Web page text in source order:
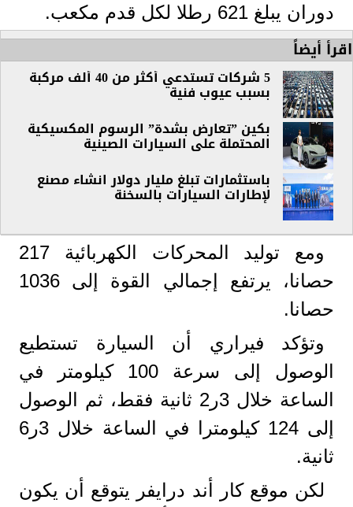
دوران يبلغ 621 رطلا لكل قدم مكعب.
اقرأ أيضاً
5 شركات تستدعي أكثر من 40 ألف مركبة
بسبب عيوب فنية
بكين ”تعارض بشدة” الرسوم المكسيكية
المحتملة على السيارات الصينية
باستثمارات تبلغ مليار دولار انشاء مصنع
لإطارات السيارات بالسخنة
ومع توليد المحركات الكهربائية 217
حصانا، يرتفع إجمالي القوة إلى 1036
حصانا.
وتؤكد فيراري أن السيارة تستطيع
الوصول إلى سرعة 100 كيلومتر في
الساعة خلال 3ر2 ثانية فقط، ثم الوصول
إلى 124 كيلومترا في الساعة خلال 3ر6
ثانية.
لكن موقع كار أند درايفر يتوقع أن يكون